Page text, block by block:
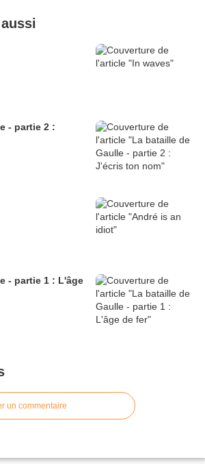
- partie 2 :
- partie 1 : L'âge
un commentaire